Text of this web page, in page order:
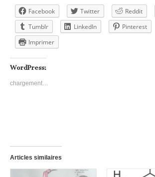
Facebook Twitter Reddit
Tumblr
LinkedIn Pinterest
Imprimer
WordPress:
chargement…
Articles similaires